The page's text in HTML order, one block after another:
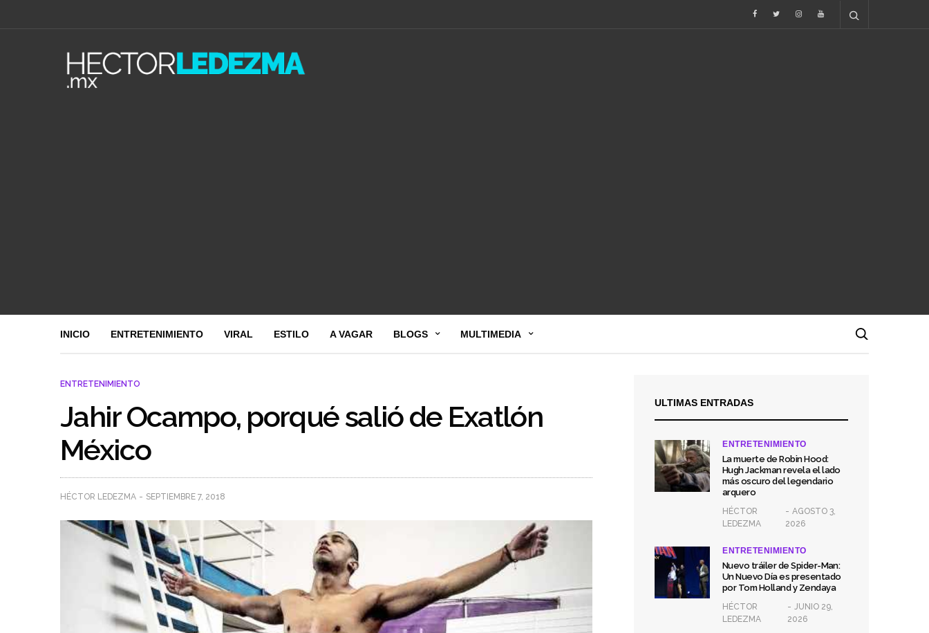
INICIO ENTRETENIMIENTO VIRAL ESTILO A VAGAR BLOGS MULTIMEDIA
ENTRETENIMIENTO
Jahir Ocampo, porqué salió de Exatlón
México
HÉCTOR LEDEZMA SEPTIEMBRE 7, 2018
ULTIMAS ENTRADAS
ENTRETENIMIENTO
La muerte de Robin Hood:
Hugh Jackman revela el lado
más oscuro del legendario
arquero
HÉCTOR
LEDEZMA
AGOSTO 3,
2026
ENTRETENIMIENTO
Nuevo tráiler de Spider-Man:
Un Nuevo Día es presentado
por Tom Holland y Zendaya
HÉCTOR
LEDEZMA
JUNIO 29,
2026